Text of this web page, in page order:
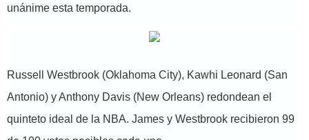
unánime esta temporada.
Russell Westbrook (Oklahoma City), Kawhi Leonard (San
Antonio) y Anthony Davis (New Orleans) redondean el
quinteto ideal de la NBA. James y Westbrook recibieron 99